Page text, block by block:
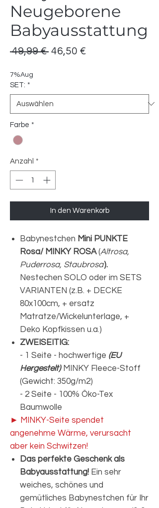
Neugeborene
Babyausstattung
49,99 € Standardpreis
46,50 €
7%Aug
SET: *
Farbe *
Anzahl *
In den Warenkorb
Babynestchen Mini PUNKTE
Rosa/ MINKY ROSA(Altrosa,
Puderrosa, Staubrosa).
Nestechen SOLO oder im SETS
VARIANTEN (z.B. + DECKE
80x100cm, + ersatz
Matratze/Wickelunterlage, +
Deko Kopfkissen u.a.)
ZWEISEITIG:
- 1 Seite - hochwertige (EU
Hergestelt) MINKY Fleece-Stoff
(Gewicht: 350g/m2)
- 2 Seite - 100% Öko-Tex
Baumwolle
► MINKY-Seite spendet
angenehme Wärme, verursacht
aber kein Schwitzen!
Das perfekte Geschenk als
Babyausstattung! Ein sehr
weiches, schönes und
gemütliches Babynestchen für Ihr